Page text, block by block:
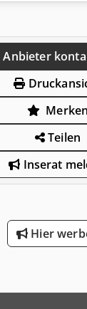
Anbieter
Merken
Teilen
Inserat
Hier